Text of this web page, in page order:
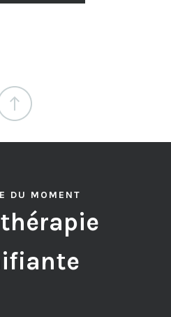
DU MOMENT